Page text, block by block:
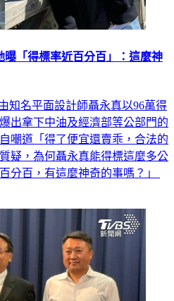
「得標率近百分百」：這麼神
知名平面設計師聶永真以96萬得
出拿下中油及經濟部等公部門的
嘲道「得了便宜還賣乖，合法的
疑，為何聶永真能得標這麼多公
分百，有這麼神奇的事嗎？」